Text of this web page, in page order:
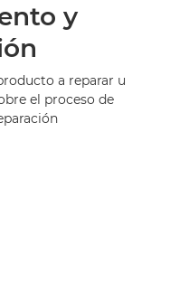
y
a reparar u
el proceso de